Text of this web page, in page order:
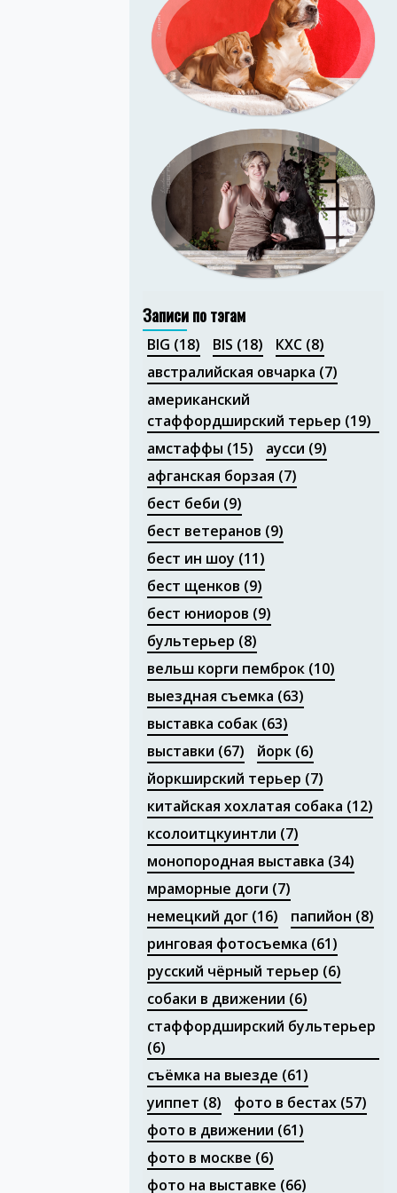
Портфолио
Записи по тэгам
BIG (18) BIS (18) КХС(8)
австралийская овчарка (7)
американский
стаффордширский терьер (19)
амстаффы (15) аусси (9)
афганская борзая (7)
бест беби (9)
бест ветеранов (9)
бест ин шоу (11)
бест щенков (9)
бест юниоров (9)
бультерьер (8)
вельш корги пемброк(10)
выездная съемка (63)
выставка собак(63)
выставки (67) йорк(6)
йоркширский терьер (7)
китайская хохлатая собака (12)
ксолоитцкуинтли (7)
монопородная выставка (34)
мраморные доги (7)
немецкий дог(16) папийон (8)
ринговая фотосъемка (61)
русский чёрный терьер (6)
собаки в движении (6)
стаффордширский бультерьер
(6)
съёмка на выезде (61)
уиппет (8) фото в бестах(57)
фото в движении (61)
фото в москве (6)
фото на выставке (66)